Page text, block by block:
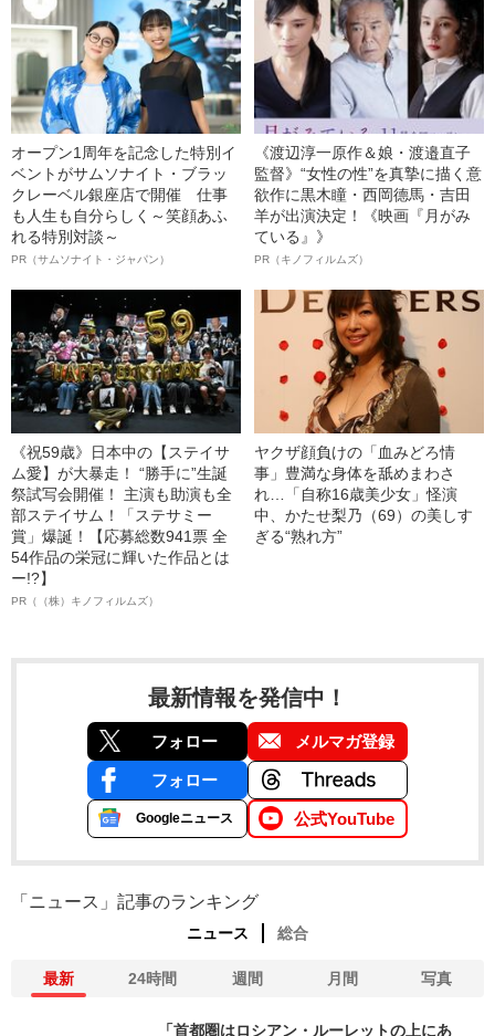
オープン1周年を記念した特別イ
ベントがサムソナイト・ブラッ
クレーベル銀座店で開催 仕事
も人生も自分らしく～笑顔あふ
れる特別対談～
PR（サムソナイト・ジャパン）
《渡辺淳一原作＆娘・渡邉直子
監督》“女性の性”を真摯に描く意
欲作に黒木瞳・西岡德馬・吉田
羊が出演決定！《映画『月がみ
ている』》
PR（キノフィルムズ）
《祝59歳》日本中の【ステイサ
ム愛】が大暴走！ “勝手に”生誕
祭試写会開催！ 主演も助演も全
部ステイサム！「ステサミー
賞」爆誕！【応募総数941票 全
54作品の栄冠に輝いた作品とは
ー!?】
PR（（株）キノフィルムズ）
ヤクザ顔負けの「血みどろ情
事」豊満な身体を舐めまわさ
れ…「自称16歳美少女」怪演
中、かたせ梨乃（69）の美しす
ぎる“熟れ方”
最新情報を発信中！
フォロー メルマガ登録
フォロー
Googleニュース 公式YouTube
「ニュース」記事のランキング
ニュース 総合
最新 24時間 週間 月間 写真
「首都圏はロシアン・ルーレットの上にあ